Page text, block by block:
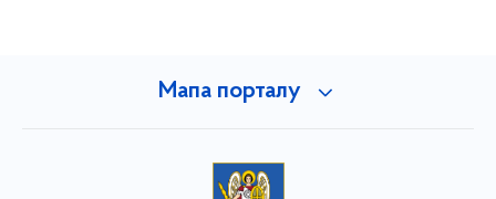
Мапа порталу